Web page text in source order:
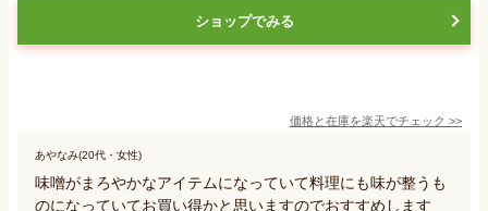
ショップでみる
価格と在庫を楽天でチェック >>
あやなみ(20代・女性)
味噌がまろやかなアイテムになっていて料理にも味が整うも
のになっていてお買い得かと思いますのでおすすめします